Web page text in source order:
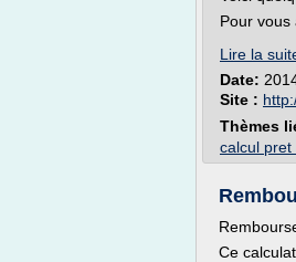
Pour vous
Lire la
Date:
Site :
Thèmes
calcul pret
Ce